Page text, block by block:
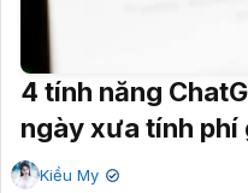
4 tính năng
ngày xưa tính phí
Kiều My ✔